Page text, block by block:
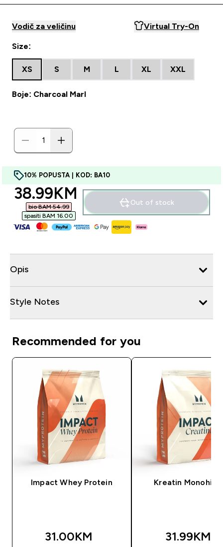
Vodič za veličinu Virtual Try-On
Size:
XS S M L XL XXL
Boje: Charcoal Marl
10% POPUSTA | KOD: BA10
discounted price
38.99KM‎
bio BAM 54.99‎
spasiti BAM 16.00‎
Out of stock
Opis
Style Notes
Recommended for you
Impact Whey Protein
31.00KM‎
Kreatin
31.99KM‎